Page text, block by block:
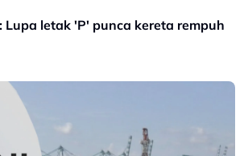
Lupa letak 'P' punca kereta rempuh